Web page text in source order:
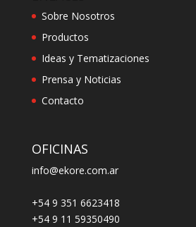
Sobre Nosotros
Productos
Ideas y Tematizaciones
Prensa y Noticias
Contacto
OFICINAS
info@ekore.com.ar
+54 9 351 6623418
+54 9 11 59350490